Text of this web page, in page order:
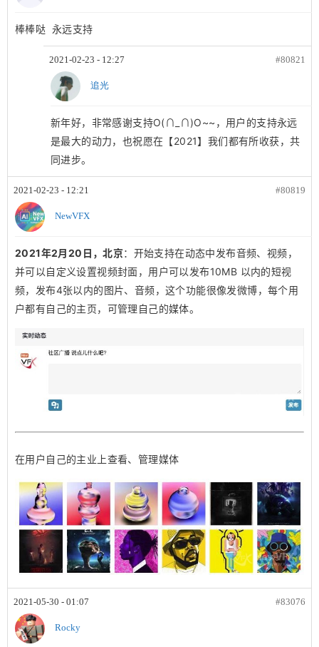
棒棒哒 永远支持
2021-02-23 - 12:27 #80821
追光
新年好，非常感谢支持O(∩_∩)O~~，用户的支持永远
是最大的动力，也祝愿在【2021】我们都有所收获，共
同进步。
2021-02-23 - 12:21 #80819
NewVFX
2021年2月20日，北京：开始支持在动态中发布音频、视频，
并可以自定义设置视频封面，用户可以发布10MB 以内的短视
频，发布4张以内的图片、音频，这个功能很像发微博，每个用
户都有自己的主页，可管理自己的媒体。
在用户自己的主业上查看、管理媒体
2021-05-30 - 01:07 #83076
Rocky